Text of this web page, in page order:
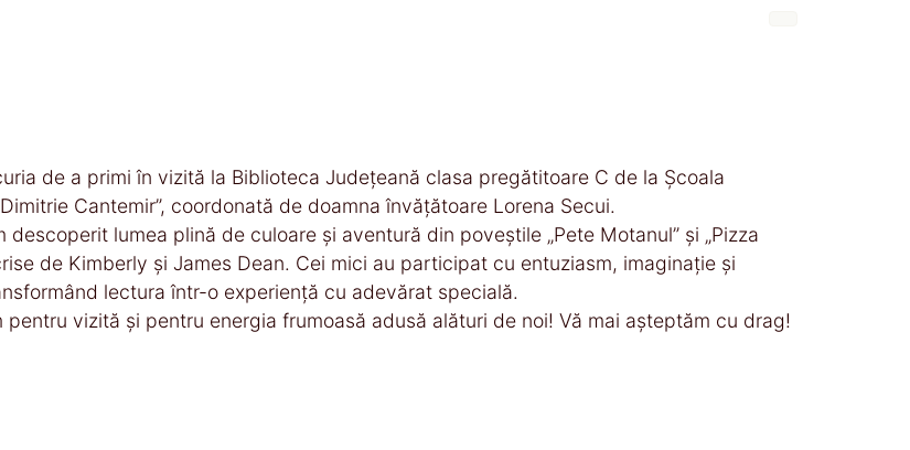
de a primi în vizită la Biblioteca Județeană clasa pregătitoare C de la Școala
Cantemir”, coordonată de doamna învățătoare Lorena Secui.
descoperit lumea plină de culoare și aventură din poveștile „Pete Motanul” și „Pizza
de Kimberly și James Dean. Cei mici au participat cu entuziasm, imaginație și
lectura într-o experiență cu adevărat specială.
pentru vizită și pentru energia frumoasă adusă alături de noi! Vă mai așteptăm cu drag!